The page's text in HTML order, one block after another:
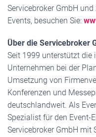
Servicebroker GmbH
Events, besuchen Sie:
Über die Servicebroker
Seit 1999 unterstützt die
Unternehmen bei der
Umsetzung von
Konferenzen und
deutschlandweit. Als
Spezialist für den Event-
Servicebroker GmbH mit